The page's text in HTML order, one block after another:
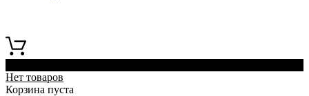
Нет товаров
Корзина пуста